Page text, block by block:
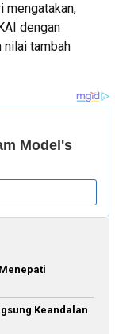
mengatakan,
dengan
nilai tambah
Keandalan